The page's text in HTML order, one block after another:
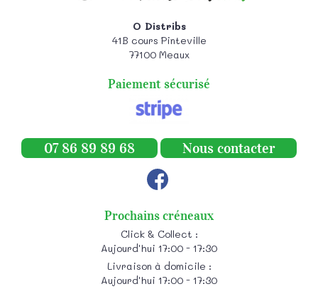
O Distribs
41B cours Pinteville
77100 Meaux
Paiement sécurisé
07 86 89 89 68 Nous contacter
Prochains créneaux
Click & Collect :
Aujourd'hui 17:00 - 17:30
Livraison à domicile :
Aujourd'hui 17:00 - 17:30